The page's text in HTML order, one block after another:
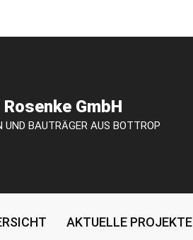
GmbH
UND BAUTRÄGER AUS BOTTROP
AKTUELLE PROJEKTE